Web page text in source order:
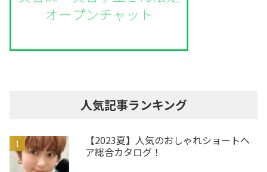
人気記事ランキング
【2023夏】人気のおしゃれショートヘ
ア総合カタログ！